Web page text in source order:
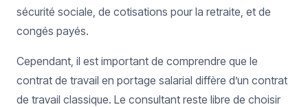
sécurité sociale, de cotisations pour la retraite, et de
congés payés.
Cependant, il est important de comprendre que le
contrat de travail en portage salarial diffère d’un contrat
de travail classique. Le consultant reste libre de choisir